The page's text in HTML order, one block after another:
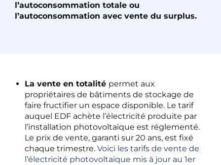
l’autoconsommation totale ou
l’autoconsommation avec vente du surplus.
La vente en totalité permet aux
propriétaires de bâtiments de stockage de
faire fructifier un espace disponible. Le tarif
auquel EDF achète l’électricité produite par
l’installation photovoltaïque est réglementé.
Le prix de vente, garanti sur 20 ans, est fixé
chaque trimestre. Voici les tarifs de vente de
l’électricité photovoltaïque mis à jour au 1er